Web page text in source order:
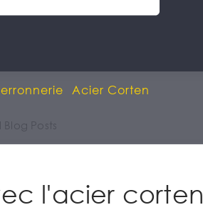
Acier Corten
Posts
l'acier corten